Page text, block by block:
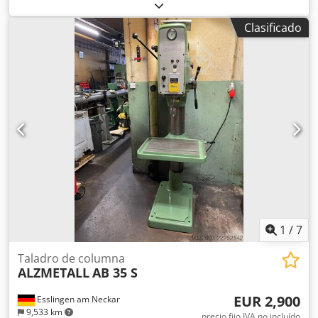
aprox. 45 mm -Capacidad de taladrado en fundición:
aprox. 48 mm -Cono del eje: MK 4 -Distancia entre el eje y
la columna: aprox. 350 mm -Recorrido del eje: aprox. 180
mm -Velocidades del eje: 2 velocidades / 65 - 1450 rpm
(VARIABLE) -Avances automáticos: 0,1-0,2-0,3-0,4 mm/rev -
Tope de profundidad de taladrado Csdpfx Apsznlf Ejrerf -
Superficie de montaje de la mesa: aprox. 600x460 mm -
Desplazamiento de la mesa: aprox. 600 mm -Ajuste de la
altura de la mesa mediante manivela -Diámetro de la
columna: aprox. 200 mm -Potencia del motor: aprox. 3,5
kW -Sistema de refrigeración -Lámpara de trabajo -
Indicador de velocidad Dimensiones: Largo x Ancho x Alto:
1,1 x 0,7 x 2,1 metros / Peso: aprox. 1200 kg Salvo errores y
Clasificado
1 /7
Esslingen am Neckar
9,533 km
Taladro de columna
ALZMETALLAB 35 S
EUR 2,900